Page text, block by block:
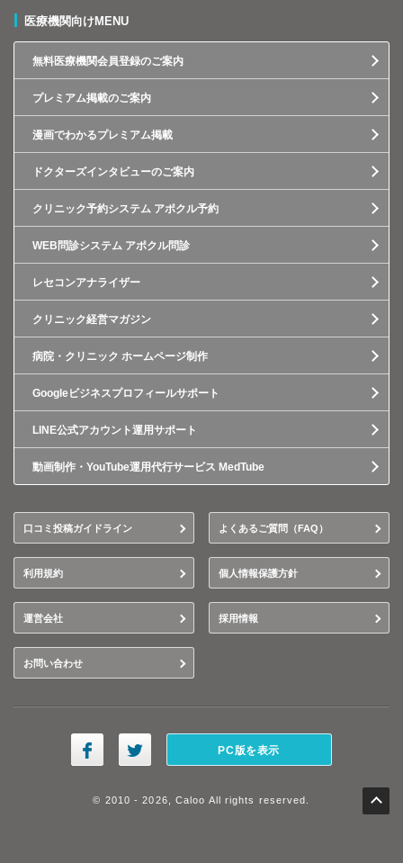
医療機関向けMENU
無料医療機関会員登録のご案内
プレミアム掲載のご案内
漫画でわかるプレミアム掲載
ドクターズインタビューのご案内
クリニック予約システム アポクル予約
WEB問診システム アポクル問診
レセコンアナライザー
クリニック経営マガジン
病院・クリニック ホームページ制作
Googleビジネスプロフィールサポート
LINE公式アカウント運用サポート
動画制作・YouTube運用代行サービス MedTube
口コミ投稿ガイドライン よくあるご質問（FAQ）
利用規約 個人情報保護方針
運営会社 採用情報
お問い合わせ
PC版を表示
© 2010 - 2026, Caloo All rights reserved.